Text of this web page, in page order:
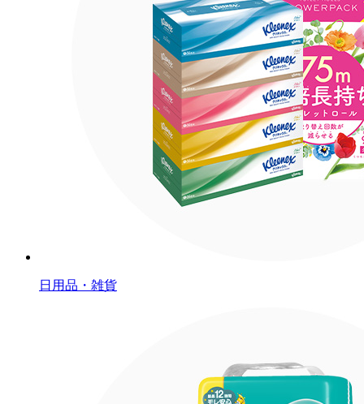
日用品・雑貨